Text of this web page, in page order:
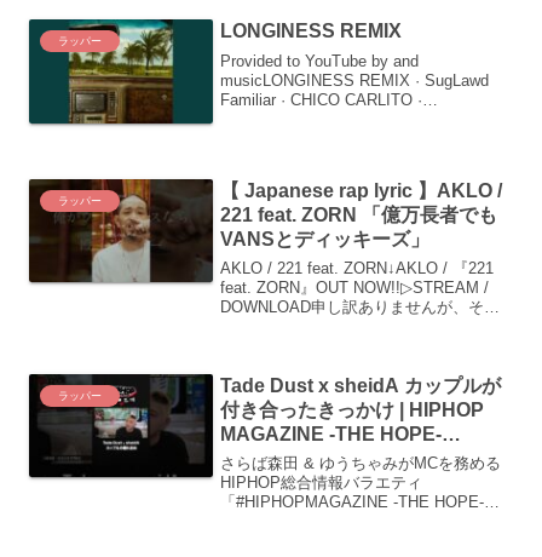
ラッパー LONGINESS REMIX
Provided to YouTube by and
musicLONGINESS REMIX · SugLawd
Familiar · CHICO CARLITO ·
ラッパー
【 Japanese rap lyric 】AKLO /
221 feat. ZORN 「億万長者でも
VANSとディッキーズ」
AKLO / 221 feat. ZORN↓AKLO / 『221
feat. ZORN』OUT NOW!!▷STREAM /
DOWNLOAD申し訳ありませんが、その
ラッパー
Tade Dust x sheidA カップルが
付き合ったきっかけ | HIPHOP
MAGAZINE -THE HOPE-
#shorts
さらば森田 & ゆうちゃみがMCを務める
HIPHOP総合情報バラエティ
「#HIPHOPMAGAZINE -THE HOPE-」